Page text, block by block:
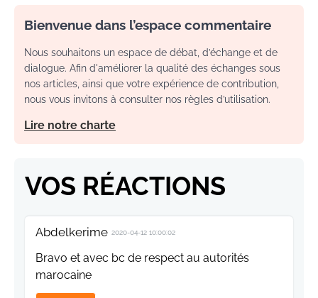
Bienvenue dans l’espace commentaire
Nous souhaitons un espace de débat, d’échange et de
dialogue. Afin d'améliorer la qualité des échanges sous
nos articles, ainsi que votre expérience de contribution,
nous vous invitons à consulter nos règles d’utilisation.
Lire notre charte
VOS RÉACTIONS
Abdelkerime 2020-04-12 10:00:02
Bravo et avec bc de respect au autorités
marocaine